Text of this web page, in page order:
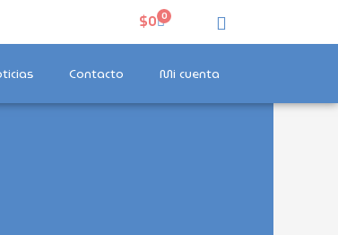
$0 0Carrito
Contacto Mi cuenta